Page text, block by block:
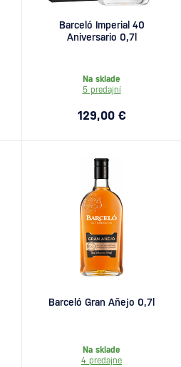
Barceló Imperial 40
Aniversario 0,7l
Na sklade
5 predajní
129,00 €
Barceló Gran Añejo 0,7l
Na sklade
4 predajne